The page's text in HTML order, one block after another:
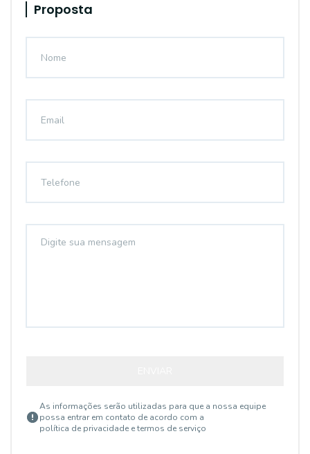
Proposta
As informações serão utilizadas para que a nossa equipe
possa entrar em contato de acordo com a
política de privacidade e termos de serviço